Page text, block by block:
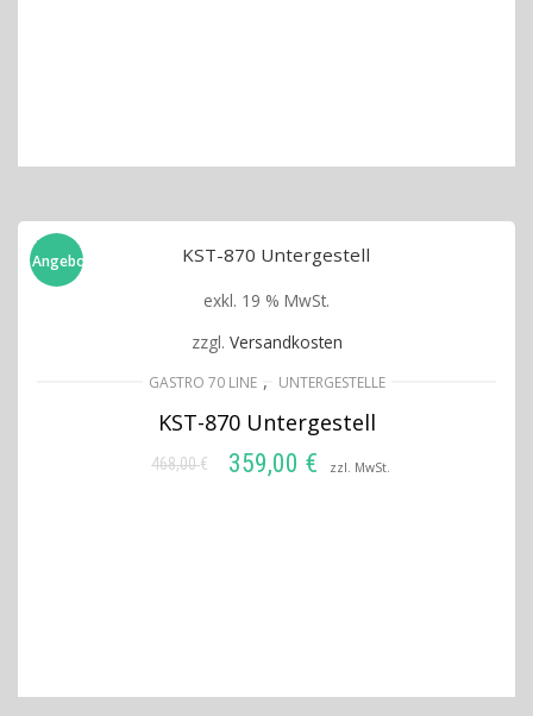
Angebot!
exkl. 19 % MwSt.
zzgl. Versandkosten
GASTRO 70 LINE , UNTERGESTELLE
KST-870 Untergestell
468,00€
Ursprünglicher
359,00 €
Aktueller
zzl. MwSt.